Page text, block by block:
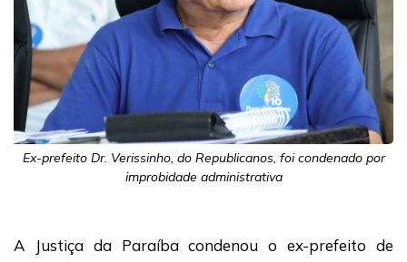
Ex-prefeito Dr. Verissinho, do Republicanos, foi condenado por
improbidade administrativa
A Justiça da Paraíba condenou o ex-prefeito de